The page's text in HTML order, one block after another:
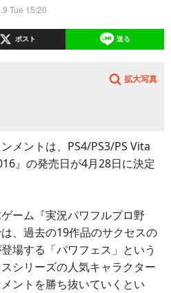
Tue 15:20
ポスト 送る
拡大写真
メントは、PS4/PS3/PS Vita
』の発売日が4月28日に決定
ーム『実況パワフルプロ野
、過去の19作品のサクセスの
場する「パワフェス」という
シリーズの人気キャラクター
ントを勝ち抜いていくとい